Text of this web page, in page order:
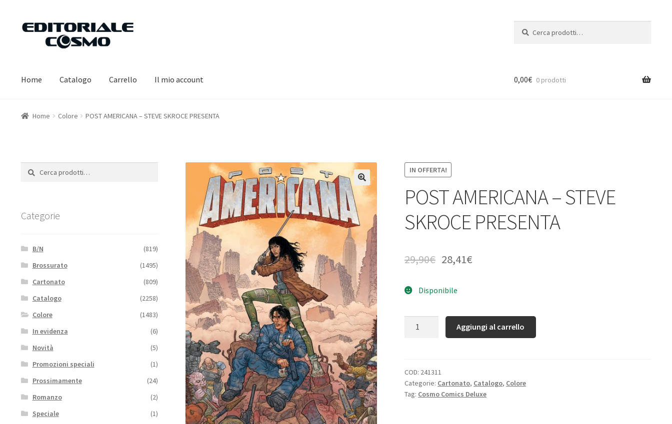
Vai
navigazione
Vai
Home Catalogo Carrello Il mio account 0,00€ 0 prodotti
Home Colore POST AMERICANA – STEVE SKROCE PRESENTA
IN OFFERTA!
POST AMERICANA – STEVE
SKROCE PRESENTA
29,90€ 28,41€
Disponibile
Aggiungi al carrello
COD: 241311
Categorie: Cartonato, Catalogo, Colore
Tag: Cosmo Comics Deluxe
Cerca:
Cerca
Categorie
B/N
(819)
Brossurato
(1495)
Cartonato
(809)
Catalogo
(2258)
Colore
(1483)
In evidenza
(6)
Novità
(5)
Promozioni speciali
(1)
Prossimamente
(24)
Romanzo
(2)
Speciale
(1)